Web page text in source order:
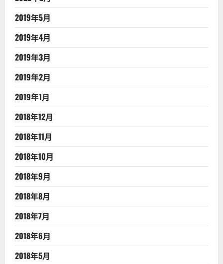
2019年5月
2019年4月
2019年3月
2019年2月
2019年1月
2018年12月
2018年11月
2018年10月
2018年9月
2018年8月
2018年7月
2018年6月
2018年5月